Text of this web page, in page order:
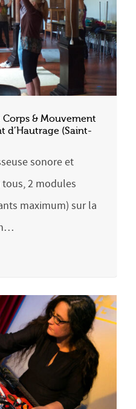
Corps & Mouvement
d’Hautrage (Saint-
sonore et
2 modules
maximum) sur la